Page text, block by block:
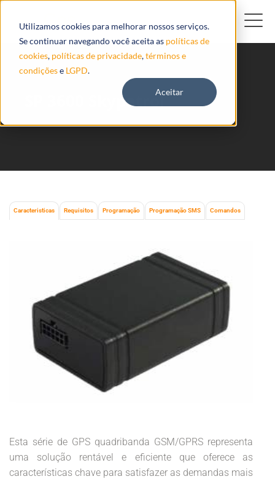
Utilizamos cookies para melhorar nossos serviços.
Se continuar navegando você aceita as políticas de
cookies, políticas de privacidade,términos e
condiçõese LGPD.
Aceitar
SP 3600 Skypatrol
Caracteristicas Requisitos Programação Programação SMS Comandos
Esta série de GPS quadribanda GSM/GPRS representa
uma solução rentável e eficiente que oferece as
características chave para satisfazer as demandas mais